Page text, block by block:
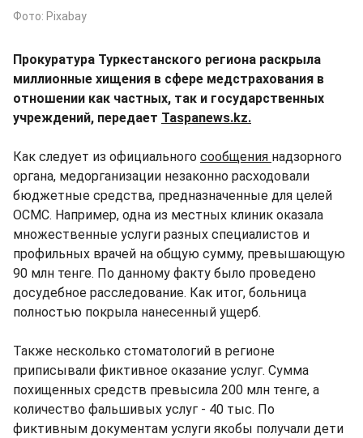
Фото: Pixabay
Прокуратура Туркестанского региона раскрыла
миллионные хищения в сфере медстрахования в
отношении как частных, так и государственных
учреждений, передает Taspanews.kz.
Как следует из официального сообщения надзорного
органа, медорганизации незаконно расходовали
бюджетные средства, предназначенные для целей
ОСМС. Например, одна из местных клиник оказала
множественные услуги разных специалистов и
профильных врачей на общую сумму, превышающую
90 млн тенге. По данному факту было проведено
досудебное расследование. Как итог, больница
полностью покрыла нанесенный ущерб.
Также несколько стоматологий в регионе
приписывали фиктивное оказание услуг. Сумма
похищенных средств превысила 200 млн тенге, а
количество фальшивых услуг - 40 тыс. По
фиктивным документам услуги якобы получали дети